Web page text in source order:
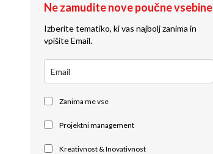
Ne zamudite nove poučne vsebine
Izberite tematiko, ki vas najbolj zanima in
vpišite Email.
Zanima me vse
Projektni management
Kreativnost & Inovativnost